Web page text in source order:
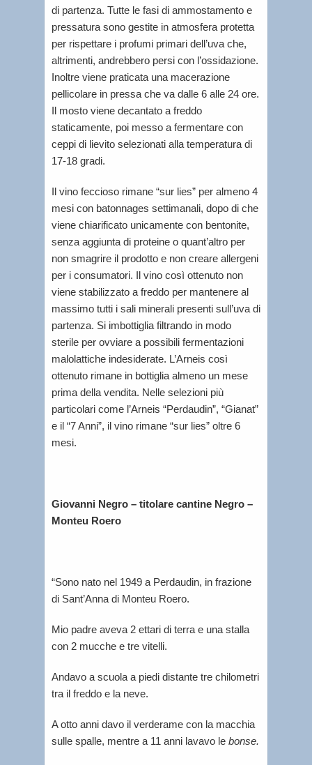
di partenza. Tutte le fasi di ammostamento e
pressatura sono gestite in atmosfera protetta
per rispettare i profumi primari dell’uva che,
altrimenti, andrebbero persi con l’ossidazione.
Inoltre viene praticata una macerazione
pellicolare in pressa che va dalle 6 alle 24 ore.
Il mosto viene decantato a freddo
staticamente, poi messo a fermentare con
ceppi di lievito selezionati alla temperatura di
17-18 gradi.
Il vino feccioso rimane “sur lies” per almeno 4
mesi con batonnages settimanali, dopo di che
viene chiarificato unicamente con bentonite,
senza aggiunta di proteine o quant’altro per
non smagrire il prodotto e non creare allergeni
per i consumatori. Il vino così ottenuto non
viene stabilizzato a freddo per mantenere al
massimo tutti i sali minerali presenti sull’uva di
partenza. Si imbottiglia filtrando in modo
sterile per ovviare a possibili fermentazioni
malolattiche indesiderate. L’Arneis così
ottenuto rimane in bottiglia almeno un mese
prima della vendita. Nelle selezioni più
particolari come l’Arneis “Perdaudin”, “Gianat”
e il “7 Anni”, il vino rimane “sur lies” oltre 6
mesi.
Giovanni Negro – titolare cantine Negro –
Monteu Roero
“Sono nato nel 1949 a Perdaudin, in frazione
di Sant’Anna di Monteu Roero.
Mio padre aveva 2 ettari di terra e una stalla
con 2 mucche e tre vitelli.
Andavo a scuola a piedi distante tre chilometri
tra il freddo e la neve.
A otto anni davo il verderame con la macchia
sulle spalle, mentre a 11 anni lavavo le bonse.